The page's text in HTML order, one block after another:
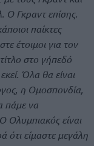
Γκραντ επίσης.
παίκτες
έτοιμοι για τον
στο γήπεδό
Όλα θα είναι
η Ομοσπονδία,
πάμε να
Ολυμπιακός είναι
ότι είμαστε μεγάλη